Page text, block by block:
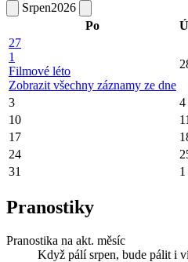
Srpen2026
Po
27
1
Filmové léto
Zobrazit všechny záznamy ze dne
3 4
10
11
17
24
31
1
Pranostiky
Pranostika na akt. měsíc
Když pálí srpen, bude pálit i